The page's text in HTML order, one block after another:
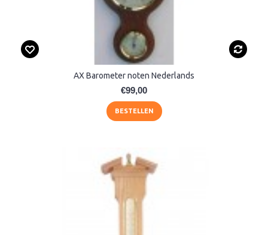
AX Barometer noten Nederlands
€99,00
BESTELLEN